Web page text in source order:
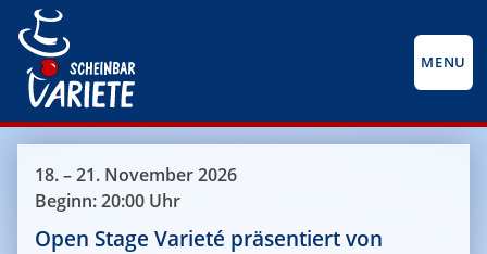
MENU
18. – 21. November 2026
Beginn: 20:00 Uhr
Open Stage Varieté präsentiert von